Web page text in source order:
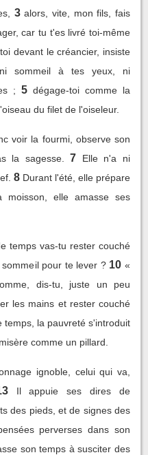
3 alors, vite, mon fils, fais
car tu t'es livré toi-même
devant le créancier, insiste
sommeil à tes yeux, ni
; 5 dégage-toi comme la
du filet de l'oiseleur.
voir la fourmi, observe son
la sagesse.
7
Elle n'a ni
8 Durant l'été, elle prépare
elle amasse ses
temps vas-tu rester couché
pour te lever ? 10 «
dis-tu, juste un peu
les mains et rester couché
temps, la pauvreté s'introduit
comme un pillard.
ignoble, celui qui va,
Il appuie ses dires de
des pieds, et de signes des
perverses dans son
son temps à susciter des